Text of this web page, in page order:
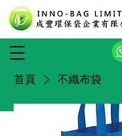
首頁 不織布袋